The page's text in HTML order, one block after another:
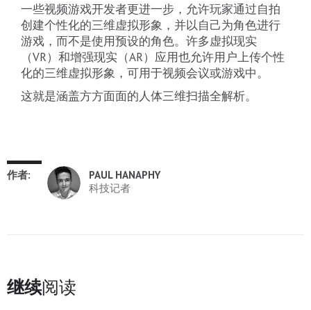
一些视频游戏开发者更进一步，允许玩家通过自拍
创建个性化的三维虚拟形象，并以自己为角色进行
游戏，而不是使用预设的角色。许多虚拟现实
（VR）和增强现实（AR）应用也允许用户上传个性
化的三维虚拟形象，可用于视频会议或游戏中。
这就是涵盖方方面面的人体三维扫描全解析。
作者:
PAUL HANAPHY
科技记者
继续阅读